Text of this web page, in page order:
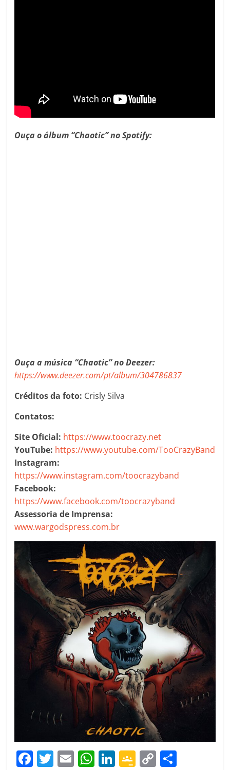
Ouça o álbum “Chaotic” no Spotify:
Ouça a música “Chaotic” no Deezer:
https://www.deezer.com/pt/album/304786837
Créditos da foto: Crisly Silva
Contatos:
Site Oficial: https://www.toocrazy.net
YouTube: https://www.youtube.com/TooCrazyBand
Instagram:
https://www.instagram.com/toocrazyband
Facebook:
https://www.facebook.com/toocrazyband
Assessoria de Imprensa:
www.wargodspress.com.br
F T E W Li G C